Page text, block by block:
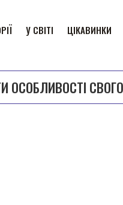
У СВІТІ ЦІКАВИНКИ
ОСОБЛИВОСТІ